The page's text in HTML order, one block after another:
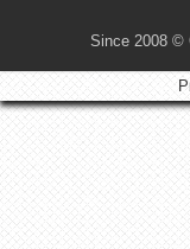
Since 2008 ©